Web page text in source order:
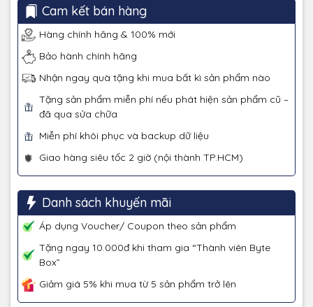
Cam kết bán hàng
Hàng chính hãng & 100% mới
Bảo hành chính hãng
Nhận ngay quà tặng khi mua bất kì sản phẩm nào
Tặng sản phẩm miễn phí nếu phát hiện sản phẩm cũ –
đã qua sửa chữa
Miễn phí khôi phục và backup dữ liệu
Giao hàng siêu tốc 2 giờ (nội thành TP.HCM)
Danh sách khuyến mãi
Áp dụng Voucher/ Coupon theo sản phẩm
Tặng ngay 10.000đ khi tham gia “Thành viên Byte
Box”
Giảm giá 5% khi mua từ 5 sản phẩm trở lên